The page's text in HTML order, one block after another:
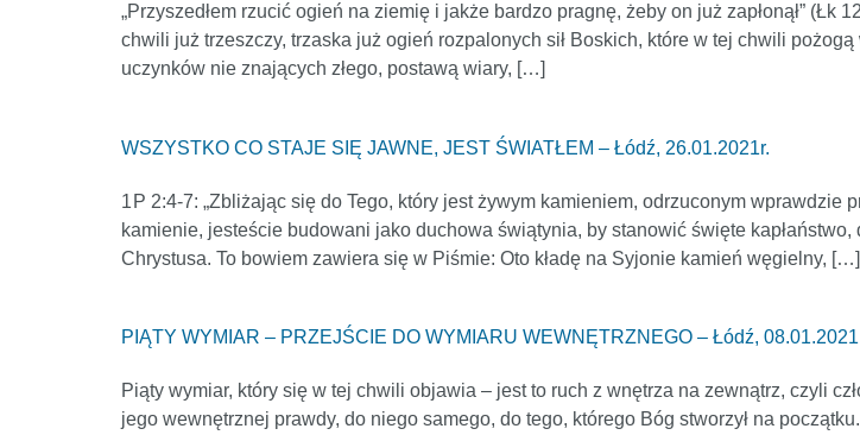
„Przyszedłem rzucić ogień na ziemię i jakże bardzo pragnę, żeby on już zapłonął”
chwili już trzeszczy, trzaska już ogień rozpalonych sił Boskich, które w tej chwili
uczynków nie znających złego, postawą wiary, […]
WSZYSTKO CO STAJE SIĘ JAWNE, JEST ŚWIATŁEM – Łódź, 26.01.2021r.
1 P 2:4-7: „Zbliżając się do Tego, który jest żywym kamieniem, odrzuconym
kamienie, jesteście budowani jako duchowa świątynia, by stanowić święte
Chrystusa. To bowiem zawiera się w Piśmie: Oto kładę na Syjonie kamień węgielny, […]
PIĄTY WYMIAR – PRZEJŚCIE DO WYMIARU WEWNĘTRZNEGO – Łódź, 08.01.2021
Piąty wymiar, który się w tej chwili objawia – jest to ruch z wnętrza na zewnątrz, czyli
jego wewnętrznej prawdy, do niego samego, do tego, którego Bóg stworzył na